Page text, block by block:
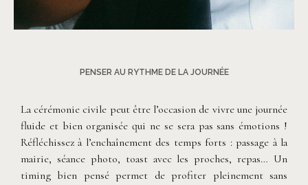
PENSER AU RYTHME DE LA JOURNÉE
La cérémonie civile peut être l’occasion de vivre une journée
fluide et bien organisée qui ne se sera pas sans émotions !
Réfléchissez à l’enchaînement des temps forts : passage à la
mairie, séance photo, toast avec les proches, repas… Un
timing bien pensé permet de profiter pleinement sans